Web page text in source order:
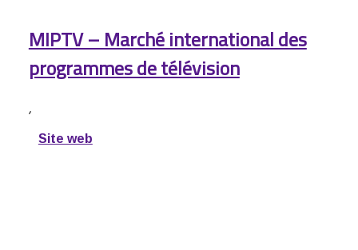
MIPTV – Marché international des
programmes de télévision
,
Site web